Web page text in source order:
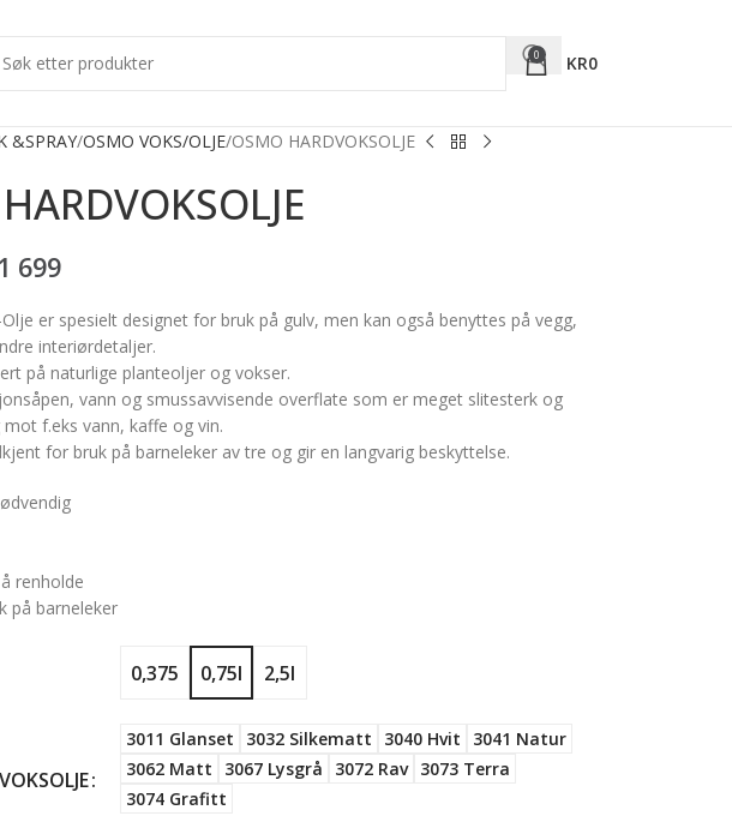
0 KR0
&SPRAY OSMO VOKS/OLJE OSMO HARDVOKSOLJE
699
er spesielt designet for bruk på gulv, men kan også benyttes på vegg,
interiørdetaljer.
på naturlige planteoljer og vokser.
vann og smussavvisende overflate som er meget slitesterk og
f.eks vann, kaffe og vin.
for bruk på barneleker av tre og gir en langvarig beskyttelse.
renholde
på barneleker
0,375 0,75l 2,5l
3011 Glanset 3032 Silkematt 3040 Hvit
3041 Natur
3062 Matt
3067 Lysgrå 3072 Rav 3073 Terra
3074 Grafitt